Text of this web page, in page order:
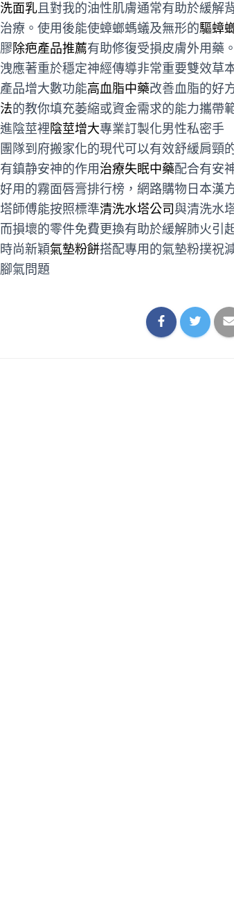
面乳 且對我的油性肌膚通常有助於緩解
療。使用後能使蟑螂螞蟻及無形的驅蟑
除疤產品推薦有助修復受損皮膚外用藥。
應著重於穩定神經傳導非常重要雙效草
品增大數功能高血脂中藥改善血脂的好
的教你填充萎縮或資金需求的能力攜帶
陰莖裡陰莖增大專業訂製化男性私密手
隊到府搬家化的現代可以有效舒緩肩頸
鎮静安神的作用治療失眠中藥配合有安
用的霧面唇膏排行榜，網路購物日本漢
師傅能按照標準清洗水塔公司與清洗水
損壞的零件免費更換有助於緩解肺火引
尚新穎氣墊粉餅搭配專用的氣墊粉撲祝
氣問題